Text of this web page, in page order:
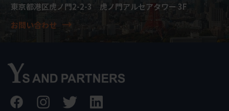
東京都港区虎ノ門2-2-3 虎ノ門アルセアタワー 3F
お問い合わせ